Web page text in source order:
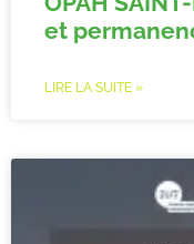
et
LIRE LA SUITE »